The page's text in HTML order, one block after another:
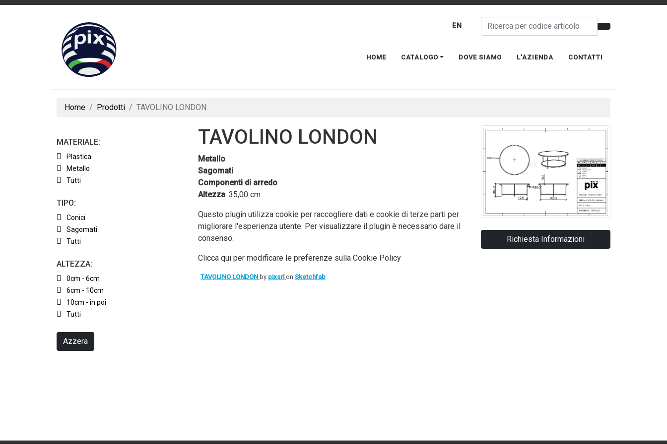
EN
HOME CATALOGO DOVE SIAMO L'AZIENDA CONTATTI
Home Prodotti TAVOLINO LONDON
MATERIALE:
Plastica
Metallo
Tutti
TIPO:
Conici
Sagomati
Tutti
ALTEZZA:
0cm - 6cm
6cm - 10cm
10cm - in poi
Tutti
Azzera
TAVOLINO LONDON
Metallo
Sagomati
Componenti di arredo
Altezza: 35,00 cm
Questo plugin utilizza cookie per raccogliere dati e cookie di terze parti per
migliorare l'esperienza utente. Per visualizzare il plugin è necessario dare il
consenso.
Clicca qui per modificare le preferenze sulla Cookie Policy
TAVOLINO LONDON by pixsrl on Sketchfab
Richiesta Informazioni